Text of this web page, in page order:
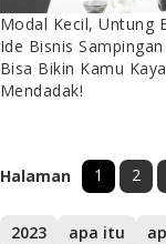
Modal Kecil, Untung
Ide Bisnis
Bisa Bikin Kamu Kaya
Mendadak!
Halaman 1 2
2023 apa itu